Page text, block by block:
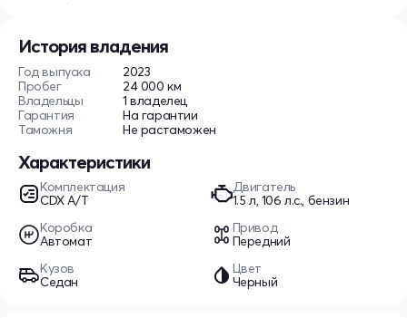
История владения
Год выпуска
2023
Пробег
24 000 км
Владельцы
1 владелец
Гарантия
На гарантии
Таможня
Не растаможен
Характеристики
Комплектация
CDX A/T
Двигатель
1.5 л, 106 л.с., бензин
Коробка
Автомат
Привод
Передний
Кузов
Седан
Цвет
Черный